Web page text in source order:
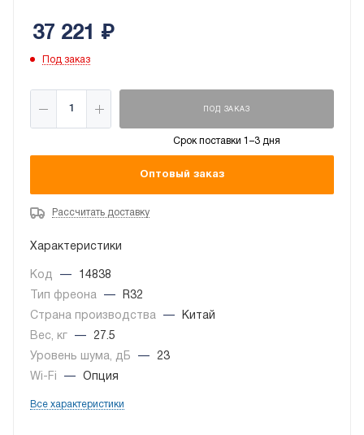
составляет всего 23 дБ(А).
37 221 ₽
Под заказ
ПОД ЗАКАЗ
Срок поставки 1–3 дня
Оптовый заказ
Рассчитать доставку
Характеристики
Код —
14838
Тип фреона
—
R32
Страна производства
—
Китай
Вес, кг
—
27.5
Уровень шума, дБ
—
23
Wi-Fi
— Опция
Все характеристики